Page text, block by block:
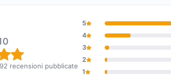
globale: 9,6 su 10
recensioni pubblicate
5
4
3
2
1